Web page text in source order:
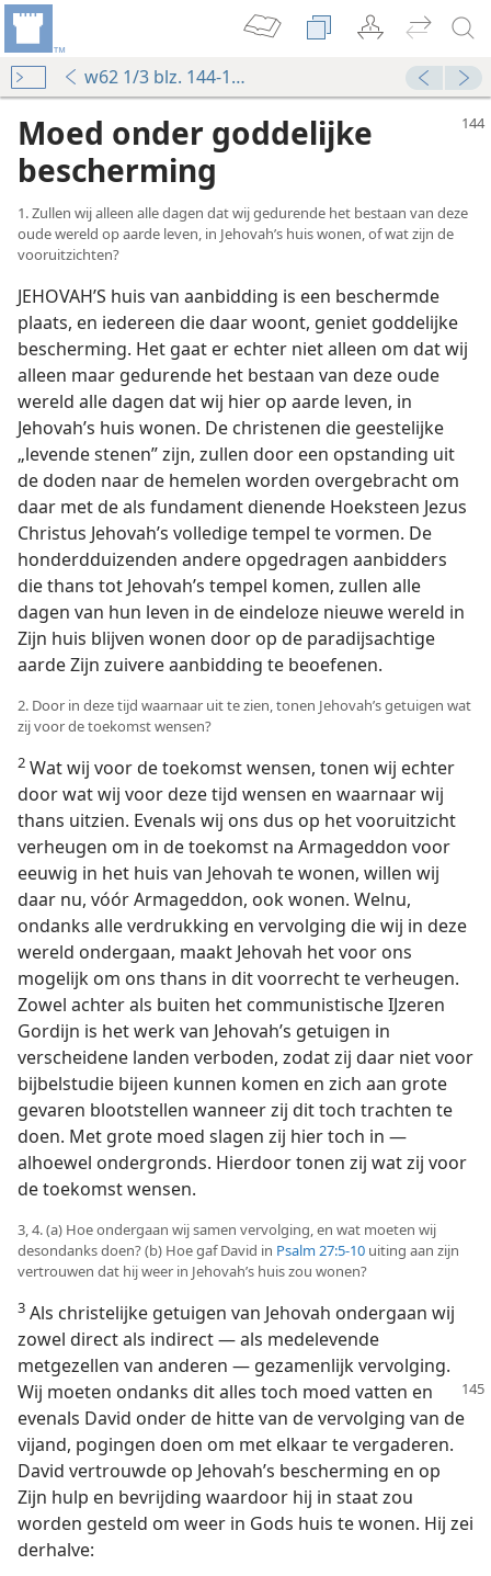
w62 1/3 blz. 144-149
Moed onder goddelijke
bescherming
1. Zullen wij alleen alle dagen dat wij gedurende het bestaan van deze
oude wereld op aarde leven, in Jehovah’s huis wonen, of wat zijn de
vooruitzichten?
JEHOVAH’S huis van aanbidding is een beschermde
plaats, en iedereen die daar woont, geniet goddelijke
bescherming. Het gaat er echter niet alleen om dat wij
alleen maar gedurende het bestaan van deze oude
wereld alle dagen dat wij hier op aarde leven, in
Jehovah’s huis wonen. De christenen die geestelijke
„levende stenen” zijn, zullen door een opstanding uit
de doden naar de hemelen worden overgebracht om
daar met de als fundament dienende Hoeksteen Jezus
Christus Jehovah’s volledige tempel te vormen. De
honderdduizenden andere opgedragen aanbidders
die thans tot Jehovah’s tempel komen, zullen alle
dagen van hun leven in de eindeloze nieuwe wereld in
Zijn huis blijven wonen door op de paradijsachtige
aarde Zijn zuivere aanbidding te beoefenen.
2. Door in deze tijd waarnaar uit te zien, tonen Jehovah’s getuigen wat
zij voor de toekomst wensen?
2 Wat wij voor de toekomst wensen, tonen wij echter
door wat wij voor deze tijd wensen en waarnaar wij
thans uitzien. Evenals wij ons dus op het vooruitzicht
verheugen om in de toekomst na Armageddon voor
eeuwig in het huis van Jehovah te wonen, willen wij
daar nu, vóór Armageddon, ook wonen. Welnu,
ondanks alle verdrukking en vervolging die wij in deze
wereld ondergaan, maakt Jehovah het voor ons
mogelijk om ons thans in dit voorrecht te verheugen.
Zowel achter als buiten het communistische IJzeren
Gordijn is het werk van Jehovah’s getuigen in
verscheidene landen verboden, zodat zij daar niet voor
bijbelstudie bijeen kunnen komen en zich aan grote
gevaren blootstellen wanneer zij dit toch trachten te
doen. Met grote moed slagen zij hier toch in —
alhoewel ondergronds. Hierdoor tonen zij wat zij voor
de toekomst wensen.
3, 4. (a) Hoe ondergaan wij samen vervolging, en wat moeten wij
desondanks doen? (b) Hoe gaf David in Psalm 27:5-10 uiting aan zijn
vertrouwen dat hij weer in Jehovah’s huis zou wonen?
3 Als christelijke getuigen van Jehovah ondergaan wij
zowel direct als indirect — als medelevende
metgezellen van anderen — gezamenlijk vervolging.
Wij moeten ondanks dit alles toch moed vatten en
evenals David onder de hitte van de vervolging van de
vijand, pogingen doen om met elkaar te vergaderen.
David vertrouwde op Jehovah’s bescherming en op
Zijn hulp en bevrijding waardoor hij in staat zou
worden gesteld om weer in Gods huis te wonen. Hij zei
derhalve: